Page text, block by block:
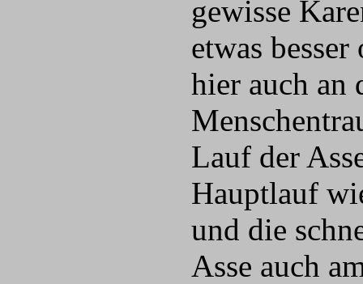
gewisse
etwas
hier auch an
Lauf der
Hauptlauf
und die
Asse auch